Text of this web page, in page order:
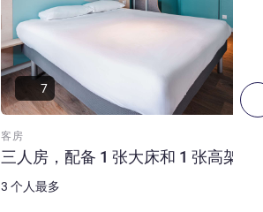
客房
三人房，配备 1 张大床和 1 张高架床。
7
3 个人最多